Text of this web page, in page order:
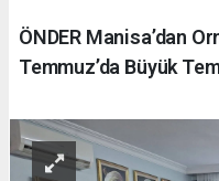
ÖNDER Manisa’dan
Temmuz’da Büyük